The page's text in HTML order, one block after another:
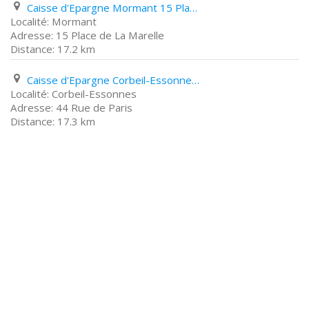
Caisse d'Epargne Mormant 15 Place de La Marelle
Mormant
15 Place de La Marelle
17.2 km
Caisse d'Epargne Corbeil-Essonnes 44 Rue de Paris
Corbeil-Essonnes
44 Rue de Paris
17.3 km